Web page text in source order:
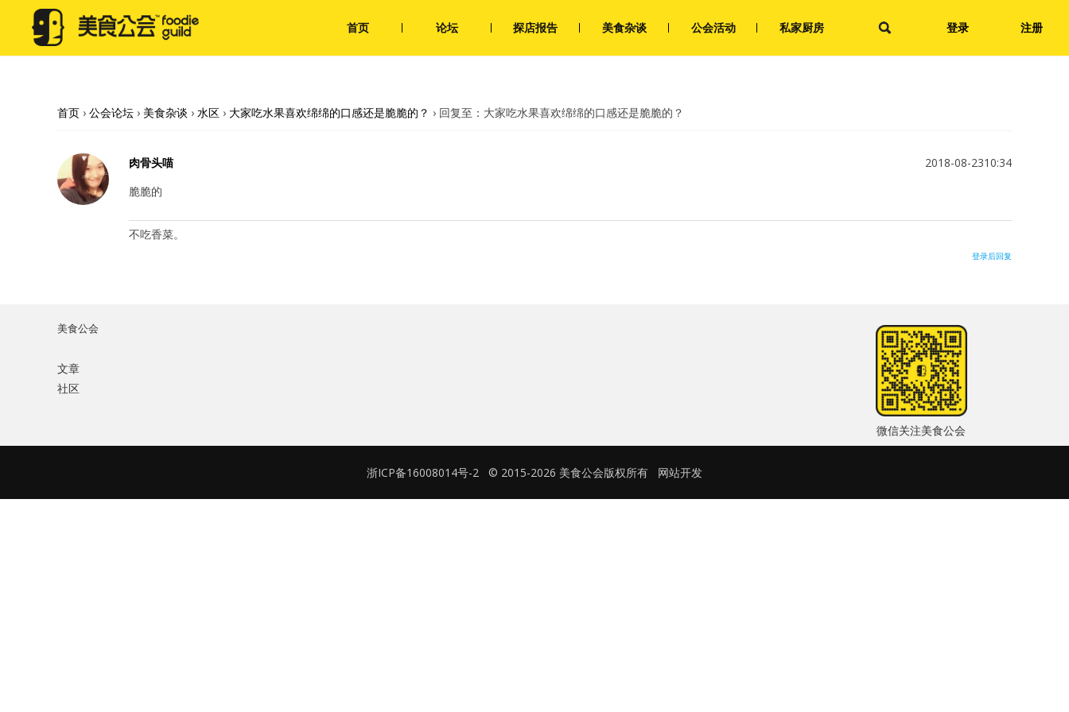
登录 注册
首页 论坛 探店报告 美食杂谈 公会活动 私家厨房
首页 › 公会论坛 › 美食杂谈 › 水区 › 大家吃水果喜欢绵绵的口感还是脆脆的？ › 回复至：大家吃水果喜欢绵绵的口感还是脆脆的？
肉骨头喵
2018-08-2310:34
脆脆的
不吃香菜。
登录后回复
美食公会
文章
社区
微信关注美食公会
浙ICP备16008014号-2 © 2015-2026 美食公会版权所有 网站开发